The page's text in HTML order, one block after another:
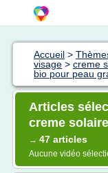
Accueil >
visage > creme
bio pour peau
Articles
creme
→ 47 articles
Aucune vidéo